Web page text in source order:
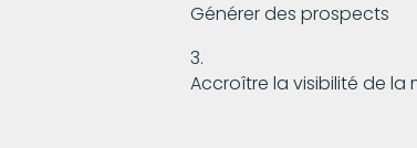
Générer des prospects
Accroître la visibilité de la